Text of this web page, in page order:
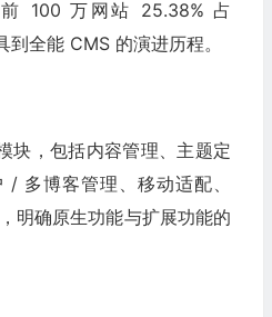
100 万网站 25.38% 占
全能 CMS 的演进历程。
块，包括内容管理、主题定
多博客管理、移动适配、
明确原生功能与扩展功能的